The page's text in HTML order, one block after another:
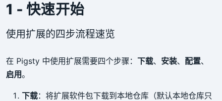
1 - 快速开始
使用扩展的四步流程速览
在 Pigsty 中使用扩展需要四个步骤： 下载、 安装、 配置、
启用。
下载：将扩展软件包下载到本地仓库（默认本地仓库只